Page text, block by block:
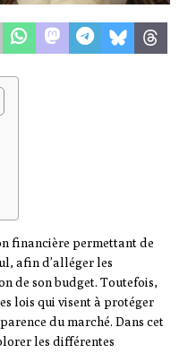
financière permettant de
afin d’alléger les
de son budget. Toutefois,
lois qui visent à protéger
du marché. Dans cet
les différentes